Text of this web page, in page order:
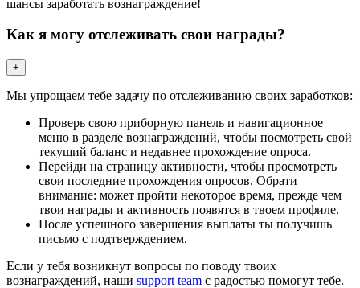
шансы заработать вознаграждение!
Как я могу отслеживать свои награды?
+
Мы упрощаем тебе задачу по отслеживанию своих заработков:
Проверь свою приборную панель и навигационное
меню в разделе вознаграждений, чтобы посмотреть свой
текущий баланс и недавнее прохождение опроса.
Перейди на страницу активности, чтобы просмотреть
свои последние прохождения опросов. Обрати
внимание: может пройти некоторое время, прежде чем
твои награды и активность появятся в твоем профиле.
После успешного завершения выплаты ты получишь
письмо с подтверждением.
Если у тебя возникнут вопросы по поводу твоих
вознаграждений, наши support team с радостью помогут тебе.